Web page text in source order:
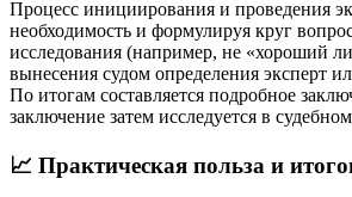
Процесс инициирования и проведения
необходимость и формулируя круг
исследования (например, не «хороший
вынесения судом определения эксперт
По итогам составляется подробное
заключение затем исследуется в
📈 Практическая польза и